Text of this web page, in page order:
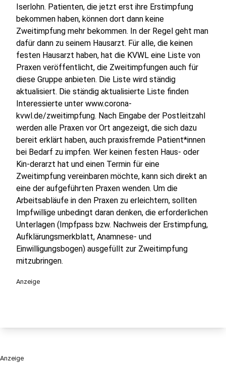
Iserlohn. Patienten, die jetzt erst ihre Erstimpfung
bekommen haben, können dort dann keine
Zweitimpfung mehr bekommen. In der Regel geht man
dafür dann zu seinem Hausarzt. Für alle, die keinen
festen Hausarzt haben, hat die KVWL eine Liste von
Praxen veröffentlicht, die Zweitimpfungen auch für
diese Gruppe anbieten. Die Liste wird ständig
aktualisiert. Die ständig aktualisierte Liste finden
Interessierte unter www.corona-
kvwl.de/zweitimpfung. Nach Eingabe der Postleitzahl
werden alle Praxen vor Ort angezeigt, die sich dazu
bereit erklärt haben, auch praxisfremde Patient*innen
bei Bedarf zu impfen. Wer keinen festen Haus- oder
Kin-derarzt hat und einen Termin für eine
Zweitimpfung vereinbaren möchte, kann sich direkt an
eine der aufgeführten Praxen wenden. Um die
Arbeitsabläufe in den Praxen zu erleichtern, sollten
Impfwillige unbedingt daran denken, die erforderlichen
Unterlagen (Impfpass bzw. Nachweis der Erstimpfung,
Aufklärungsmerkblatt, Anamnese- und
Einwilligungsbogen) ausgefüllt zur Zweitimpfung
mitzubringen.
Anzeige
Anzeige